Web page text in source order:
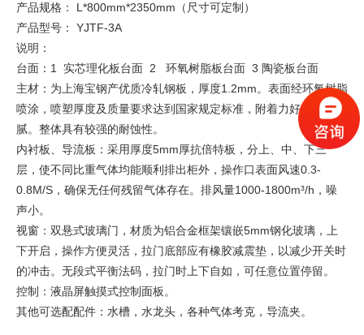
产品规格： L*800mm*2350mm（尺寸可定制）
产品型号： YJTF-3A
说明：
台面：1 实芯理化板台面 2 环氧树脂板台面 3 陶瓷板台面
主材：为上海宝钢产优质冷轧钢板，厚度1.2mm。表面经环氧树脂
喷涂，喷塑厚度及质量要求达到国家规定标准，附着力好，外观细
腻。整体具有较强的耐蚀性。
内衬板、导流板：采用厚度5mm厚抗倍特板，分上、中、下三
层，使不同比重气体均能顺利排出柜外，操作口表面风速0.3-
0.8M/S，确保无任何残留气体存在。排风量1000-1800m³/h，噪
声小。
视窗：双悬式玻璃门，材质为铝合金框架镶嵌5mm钢化玻璃，上
下开启，操作方便灵活，拉门底部应有橡胶减震垫，以减少开关时
的冲击。无段式平衡法码，拉门时上下自如，可任意位置停留。
控制：液晶屏触摸式控制面板。
其他可选配配件：水槽，水龙头，各种气体考克，导流夹。